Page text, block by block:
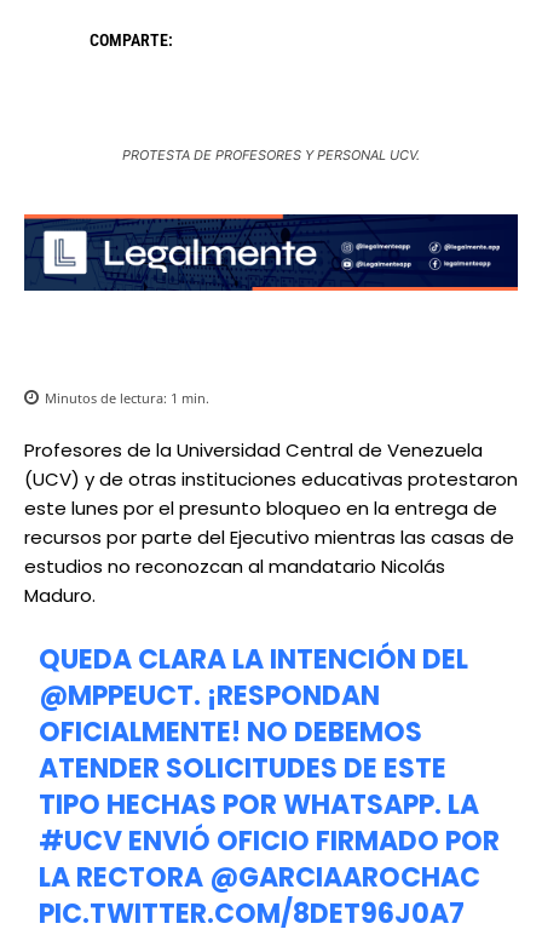
COMPARTE:
PROTESTA DE PROFESORES Y PERSONAL UCV.
Minutos de lectura: 1 min.
Profesores de la Universidad Central de Venezuela
(UCV) y de otras instituciones educativas protestaron
este lunes por el presunto bloqueo en la entrega de
recursos por parte del Ejecutivo mientras las casas de
estudios no reconozcan al mandatario Nicolás
Maduro.
QUEDA CLARA LA INTENCIÓN DEL
@MPPEUCT. ¡RESPONDAN
OFICIALMENTE! NO DEBEMOS
ATENDER SOLICITUDES DE ESTE
TIPO HECHAS POR WHATSAPP. LA
#UCVENVIÓ OFICIO FIRMADO POR
LA RECTORA @GARCIAAROCHAC
PIC.TWITTER.COM/8DET96J0A7